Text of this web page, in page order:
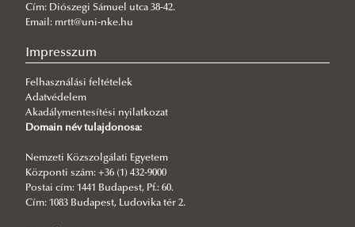
Vám és Pénzügyőr Tagozat
Településbiztonsági Tagozat
Cím: Diószegi Sámuel utca 38-42.
Email: mrtt@uni-nke.hu
Impresszum
Felhasználási feltételek
Adatvédelem
Akadálymentesítési nyilatkozat
Domain név tulajdonosa:
Nemzeti Közszolgálati Egyetem
Központi szám: +36 (1) 432-9000
Postai cím: 1441 Budapest, Pf.: 60.
Cím: 1083 Budapest, Ludovika tér 2.